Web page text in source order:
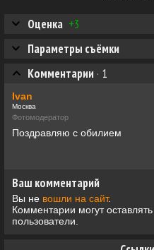
Оценка +3
Параметры съёмки
Комментарии · 1
Ivan
Москва
Фотомодератор
Поздравляю с обилием
Ваш комментарий
Вы не вошли на сайт.
Комментарии могут
пользователи.